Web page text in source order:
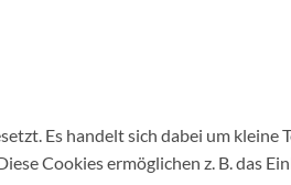
Es handelt sich dabei um
Cookies ermöglichen z. B. das